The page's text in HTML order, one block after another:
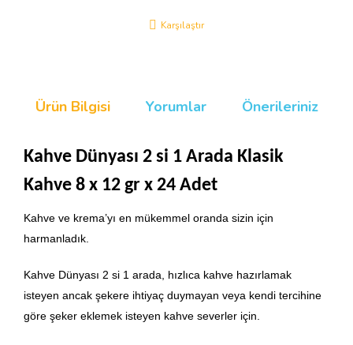
Karşılaştır
Ürün Bilgisi Yorumlar Önerileriniz
Kahve Dünyası 2 si 1 Arada Klasik
Kahve 8 x 12 gr x 24 Adet
Kahve ve krema’yı en mükemmel oranda sizin için
harmanladık.
Kahve Dünyası 2 si 1 arada, hızlıca kahve hazırlamak
isteyen ancak şekere ihtiyaç duymayan veya kendi tercihine
göre şeker eklemek isteyen kahve severler için.